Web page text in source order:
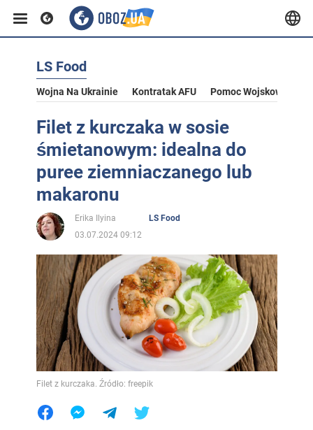
LS Food
Wojna Na Ukrainie Kontratak AFU Pomoc Wojskowa Dla
Filet z kurczaka w sosie
śmietanowym: idealna do
puree ziemniaczanego lub
makaronu
Erika Ilyina
LS Food
03.07.2024 09:12
Filet z kurczaka. Źródło: freepik